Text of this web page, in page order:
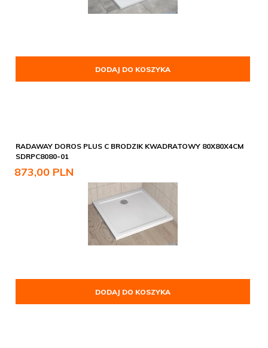
DODAJ DO KOSZYKA
RADAWAY DOROS PLUS C BRODZIK KWADRATOWY 80X80X4CM
SDRPC8080-01
873,00 PLN
DODAJ DO KOSZYKA